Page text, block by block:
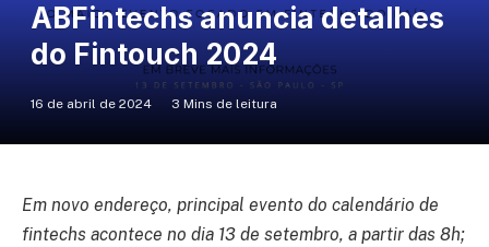
ABFintechs anuncia detalhes
do Fintouch 2024
16 de abril de 2024 3 Mins de leitura
Em novo endereço, principal evento do calendário de
fintechs acontece no dia 13 de setembro, a partir das 8h;